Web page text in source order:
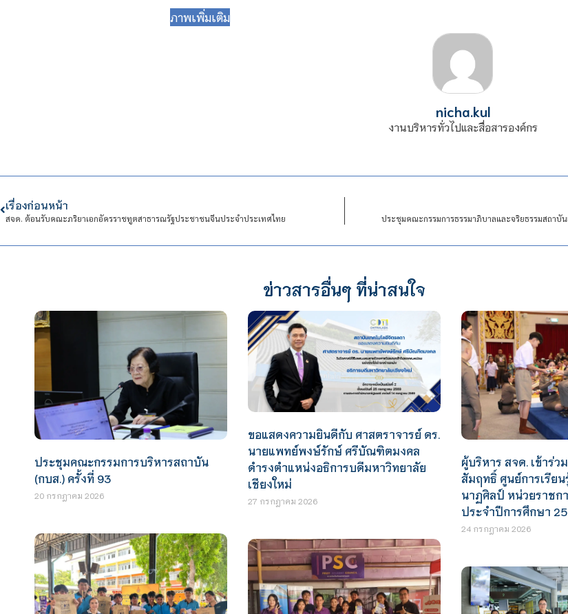
ภาพเพิ่มเติม
nicha.kul
งานบริหารทั่วไปและสื่อสารองค์กร
เรื่องก่อนหน้า
สจด. ต้อนรับคณะภริยาเอกอัครราชทูตสาธารณรัฐประชาชนจีนประจำประเทศไทย ประชุมคณะกรรมการธรรมาภิบาลและจริยธรรมสถาบั
ข่าวสารอื่นๆ ที่น่าสนใจ
ประชุมคณะกรรมการบริหารสถาบัน
(กบส.) ครั้งที่ 93
20 กรกฎาคม 2026
ขอแสดงความยินดีกับ ศาสตราจารย์ ดร.
นายแพทย์พงษ์รักษ์ ศรีบัณฑิตมงคล
ดำรงตำแหน่งอธิการบดีมหาวิทยาลัย
เชียงใหม่
27 กรกฎาคม 2026
ผู้บริหาร สจด. เข้าร่
สัมฤทธิ์ ศูนย์การเรีย
นาฏศิลป์ หน่วยราชก
ประจำปีการศึกษา
24 กรกฎาคม 2026